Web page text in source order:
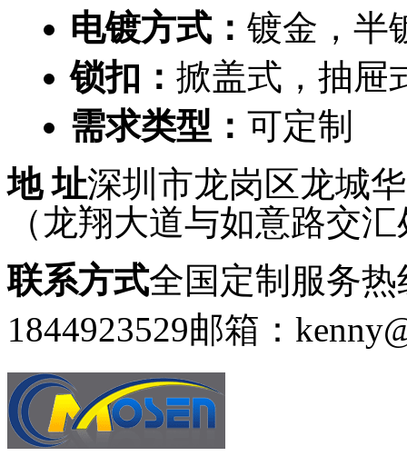
电镀方式： 镀金，半
锁扣： 掀盖式，抽屉
需求类型： 可定制
地 址深圳市龙岗区龙城
（龙翔大道与如意路交
联系方式全国定制服务热
1844923529邮箱：